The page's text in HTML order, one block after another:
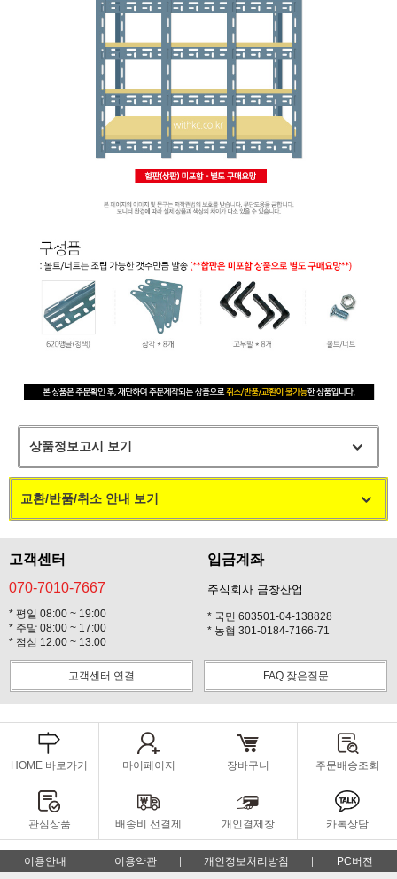
상품정보고시 보기
교환/반품/취소 안내 보기
고객센터
070-7010-7667
* 평일 08:00 ~ 19:00
* 주말 08:00 ~ 17:00
* 점심 12:00 ~ 13:00
입금계좌
주식회사 금창산업
* 국민 603501-04-138828
* 농협 301-0184-7166-71
고객센터 연결 FAQ 잦은질문
HOME 바로가기 마이페이지 장바구니 주문배송조회
관심상품 배송비 선결제 개인결제창 카톡상담
이용안내 이용약관 개인정보처리방침 PC버전